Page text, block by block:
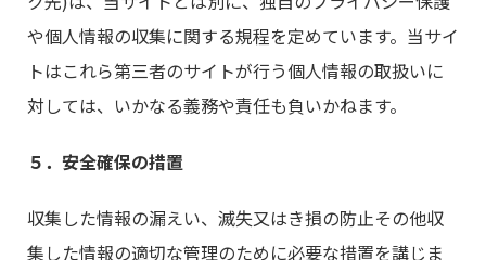
や個人情報の収集に関する規程を定めています。当サイ
トはこれら第三者のサイトが行う個人情報の取扱いに
対しては、いかなる義務や責任も負いかねます。
５．安全確保の措置
収集した情報の漏えい、滅失又はき損の防止その他収
集した情報の適切な管理のために必要な措置を講じま